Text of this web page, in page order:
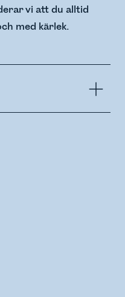
vi att du alltid
med kärlek.